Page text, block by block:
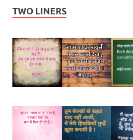
TWO LINERS